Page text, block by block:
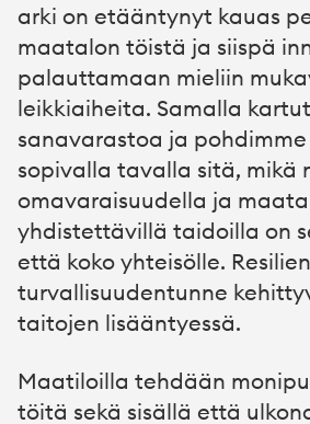
arki on etääntynyt kauas
maatalon töistä ja siispä
palauttamaan mieliin
leikkiaiheita. Samalla
sanavarastoa ja
sopivalla tavalla sitä, mikä
omavaraisuudella ja
yhdistettävillä taidoilla on
että koko yhteisölle.
turvallisuudentunne
taitojen lisääntyessä.
Maatiloilla tehdään
töitä sekä sisällä että